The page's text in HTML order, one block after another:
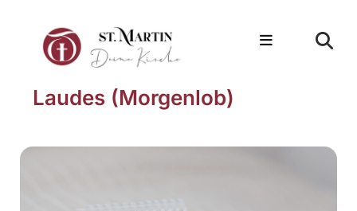
Laudes (Morgenlob)